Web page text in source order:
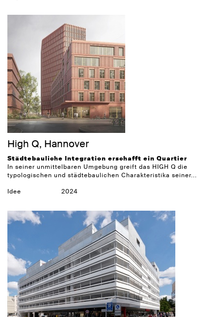
High Q, Hannover
Städtebauliche Integration erschafft ein Quartier
In seiner unmittelbaren Umgebung greift das HIGH Q die
typologischen und städtebaulichen Charakteristika seiner...
Idee 2024